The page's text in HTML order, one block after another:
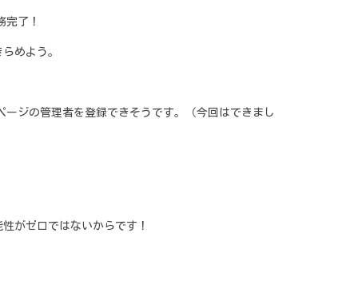
了！
めよう。
ジの管理者を登録できそうです。（今回はできまし
がゼロではないからです！